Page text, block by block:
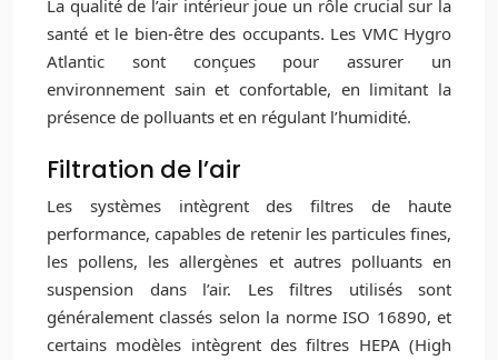
La qualité de l’air intérieur joue un rôle crucial sur la
santé et le bien-être des occupants. Les VMC Hygro
Atlantic sont conçues pour assurer un
environnement sain et confortable, en limitant la
présence de polluants et en régulant l’humidité.
Filtration de l’air
Les systèmes intègrent des filtres de haute
performance, capables de retenir les particules fines,
les pollens, les allergènes et autres polluants en
suspension dans l’air. Les filtres utilisés sont
généralement classés selon la norme ISO 16890, et
certains modèles intègrent des filtres HEPA (High